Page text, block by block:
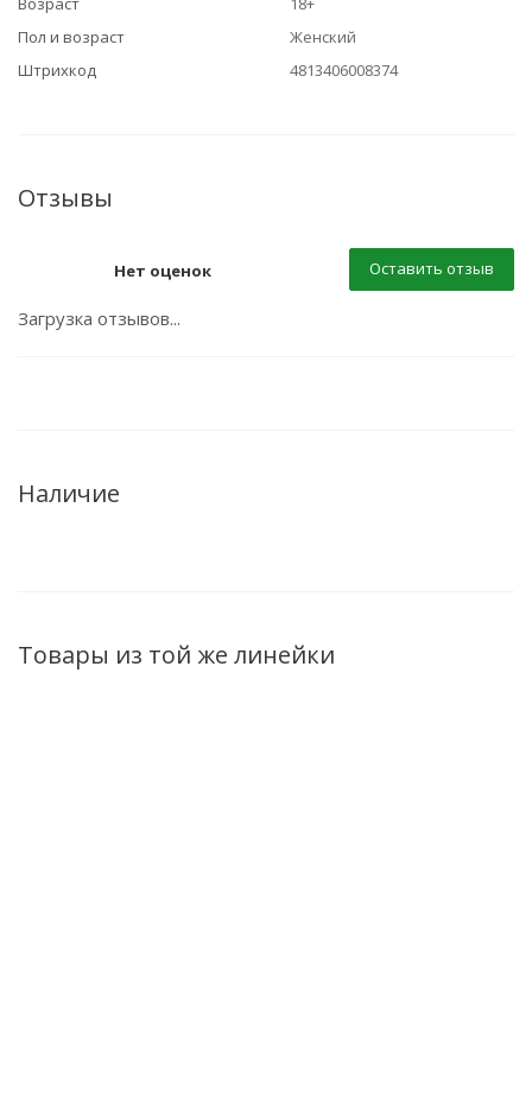
Пол и возраст
Женский
Штрихкод
4813406008374
Отзывы
Нет оценок Оставить отзыв
Загрузка отзывов...
Наличие
Товары из той же линейки